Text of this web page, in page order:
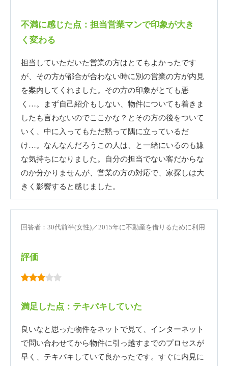
不満に感じた点：担当営業マンで印象が大き
く変わる
担当していただいた営業の方はとてもよかったです
が、その方が都合が合わない時に別の営業の方が内見
を案内してくれました。その方の印象がとても悪
く…。まず自己紹介もしない、物件についても着きま
したも言わないのでここかな？とその方の後をついて
いく、中に入ってもただ黙って隅に立っているだ
け…。なんなんだろうこの人は、と一緒にいるのも嫌
な気持ちになりました。自分の担当でない客だからな
のか分かりませんが、営業の方の対応で、家探しは大
きく影響すると感じました。
回答者：30代前半(女性)／2015年に不動産を借りるために利用
評価
満足した点：テキパキしていた
良いなと思った物件をネットで見て、インターネット
で問い合わせてから物件に引っ越すまでのプロセスが
早く、テキパキしていて良かったです。すぐに内見に